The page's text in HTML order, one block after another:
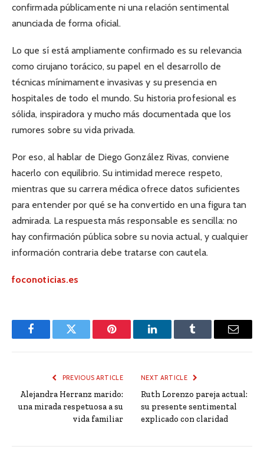
confirmada públicamente ni una relación sentimental
anunciada de forma oficial.
Lo que sí está ampliamente confirmado es su relevancia
como cirujano torácico, su papel en el desarrollo de
técnicas mínimamente invasivas y su presencia en
hospitales de todo el mundo. Su historia profesional es
sólida, inspiradora y mucho más documentada que los
rumores sobre su vida privada.
Por eso, al hablar de Diego González Rivas, conviene
hacerlo con equilibrio. Su intimidad merece respeto,
mientras que su carrera médica ofrece datos suficientes
para entender por qué se ha convertido en una figura tan
admirada. La respuesta más responsable es sencilla: no
hay confirmación pública sobre su novia actual, y cualquier
información contraria debe tratarse con cautela.
foconoticias.es
FacebookTwitter Pinterest LinkedInTumblr Email
PREVIOUS ARTICLE
Alejandra Herranz marido:
una mirada respetuosa a su
vida familiar
NEXT ARTICLE
Ruth Lorenzo pareja actual:
su presente sentimental
explicado con claridad